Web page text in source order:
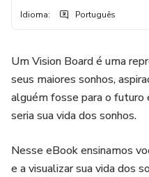
Idioma: Português
Um Vision Board é uma
seus maiores sonhos,
alguém fosse para o
seria sua vida dos sonhos.
Nesse eBook ensinamos
e a visualizar sua vida dos